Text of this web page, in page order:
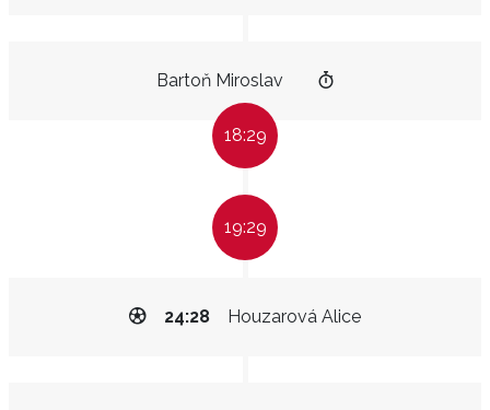
Bartoň Miroslav
18:29
19:29
Houzarová Alice
24:28